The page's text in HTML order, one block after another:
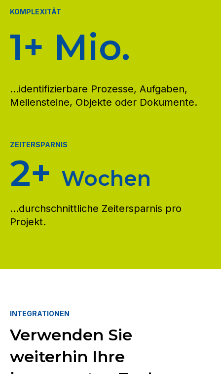
KOMPLEXITÄT
1+ Mio.
...identifizierbare Prozesse, Aufgaben,
Meilensteine, Objekte oder Dokumente.
ZEITERSPARNIS
2+ Wochen
...durchschnittliche Zeitersparnis pro
Projekt.
INTEGRATIONEN
Verwenden Sie
weiterhin Ihre